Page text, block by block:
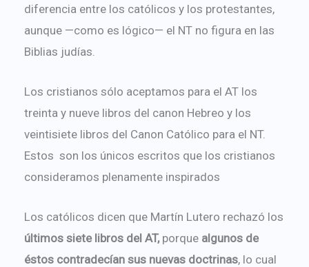
diferencia entre los católicos y los protestantes,
aunque —como es lógico— el NT no figura en las
Biblias judías.
Los cristianos sólo aceptamos para el AT los
treinta y nueve libros del canon Hebreo y los
veintisiete libros del Canon Católico para el NT.
Estos son los únicos escritos que los cristianos
consideramos plenamente inspirados
Los católicos dicen que Martín Lutero rechazó los
últimos siete libros del AT,porque algunos de
éstos contradecían sus nuevas doctrinas, lo cual